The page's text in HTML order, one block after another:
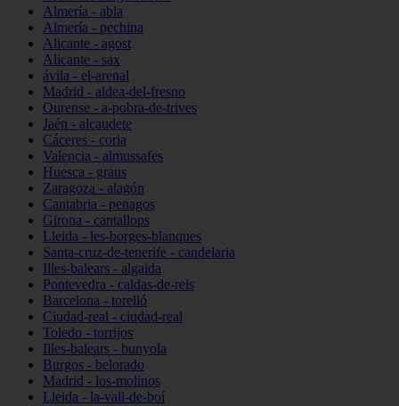
Almería - abla
Almería - pechina
Alicante - agost
Alicante - sax
ávila - el-arenal
Madrid - aldea-del-fresno
Ourense - a-pobra-de-trives
Jaén - alcaudete
Cáceres - coria
Valencia - almussafes
Huesca - graus
Zaragoza - alagón
Cantabria - penagos
Girona - cantallops
Lleida - les-borges-blanques
Santa-cruz-de-tenerife - candelaria
Illes-balears - algaida
Pontevedra - caldas-de-reis
Barcelona - torelló
Ciudad-real - ciudad-real
Toledo - torrijos
Illes-balears - bunyola
Burgos - belorado
Madrid - los-molinos
Lleida - la-vall-de-boí